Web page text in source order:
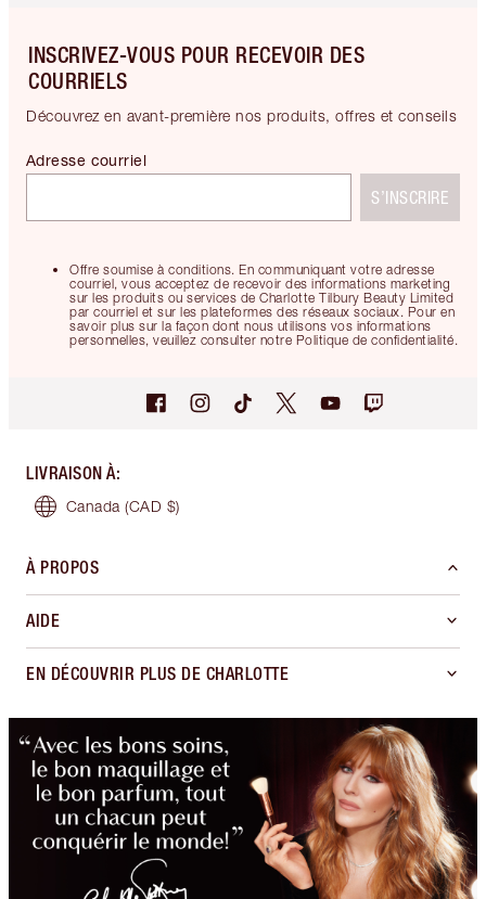
INSCRIVEZ-VOUS POUR RECEVOIR DES
COURRIELS
Découvrez en avant-première nos produits, offres et conseils
Offre soumise à conditions. En communiquant votre adresse
courriel, vous acceptez de recevoir des informations marketing
sur les produits ou services de Charlotte Tilbury Beauty Limited
par courriel et sur les plateformes des réseaux sociaux. Pour en
savoir plus sur la façon dont nous utilisons vos informations
personnelles, veuillez consulter notre Politique de confidentialité.
Adresse courriel
S’INSCRIRE
LIVRAISON À:
Canada (CAD $)
À PROPOS
AIDE
EN DÉCOUVRIR PLUS DE CHARLOTTE